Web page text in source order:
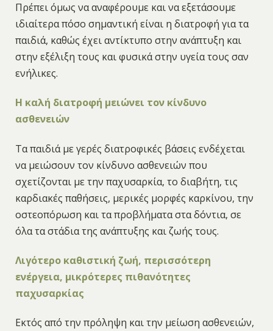
Πρέπει όμως να αναφέρουμε και να εξετάσουμε
ιδιαίτερα πόσο σημαντική είναι η διατροφή για τα
παιδιά, καθώς έχει αντίκτυπο στην ανάπτυξη και
στην εξέλιξη τους και φυσικά στην υγεία τους σαν
ενήλικες.
Η καλή διατροφή μειώνει τον κίνδυνο
ασθενειών
Τα παιδιά με γερές διατροφικές βάσεις ενδέχεται
να μειώσουν τον κίνδυνο ασθενειών που
σχετίζονται με την παχυσαρκία, το διαβήτη, τις
καρδιακές παθήσεις, μερικές μορφές καρκίνου, την
οστεοπόρωση και τα προβλήματα στα δόντια, σε
όλα τα στάδια της ανάπτυξης και ζωής τους.
Λιγότερο καθιστική ζωή, περισσότερη
ενέργεια, μικρότερες πιθανότητες
παχυσαρκίας
Εκτός από την πρόληψη και την μείωση ασθενειών,